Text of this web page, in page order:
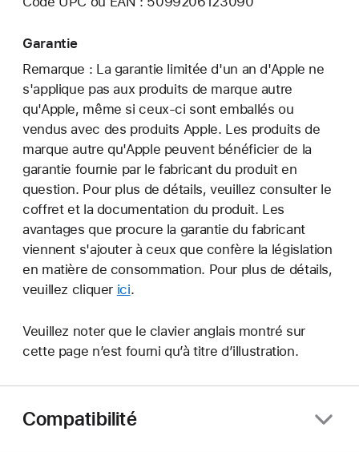
Garantie
Remarque : La garantie limitée d'un an d'Apple ne
s'applique pas aux produits de marque autre
qu'Apple, même si ceux-ci sont emballés ou
vendus avec des produits Apple. Les produits de
marque autre qu'Apple peuvent bénéficier de la
garantie fournie par le fabricant du produit en
question. Pour plus de détails, veuillez consulter le
coffret et la documentation du produit. Les
avantages que procure la garantie du fabricant
viennent s'ajouter à ceux que confère la législation
en matière de consommation. Pour plus de détails,
veuillez cliquer ici.
Veuillez noter que le clavier anglais montré sur
cette page n’est fourni qu’à titre d’illustration.
Compatibilité